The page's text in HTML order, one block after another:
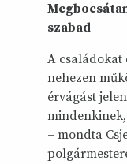
szabad
A családokat
nehezen
érvágást
– mondta